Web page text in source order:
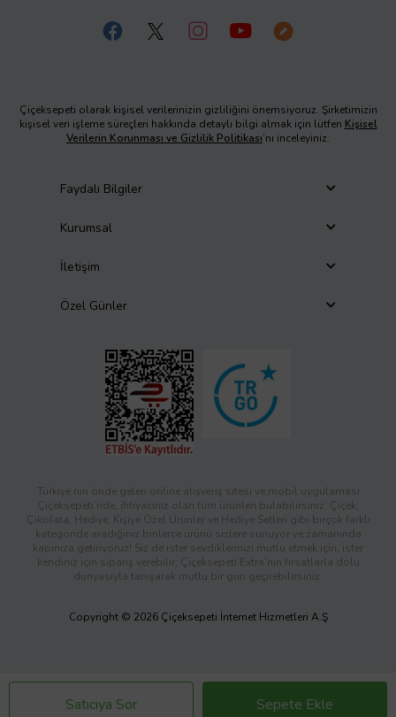
Satıcıya Sor Sepete Ekle
Çiçeksepeti olarak kişisel verilerinizin gizliliğini önemsiyoruz. Şirketimizin
kişisel veri işleme süreçleri hakkında detaylı bilgi almak için lütfen Kişisel
Verilerin Korunması ve Gizlilik Politikası’nı inceleyiniz.
Faydalı Bilgiler
Kurumsal
İletişim
Özel Günler
Türkiye’nin önde gelen online alışveriş sitesi ve mobil uygulaması
Çiçeksepeti’nde, ihtiyacınız olan tüm ürünleri bulabilirsiniz. Çiçek,
Çikolata, Hediye, Kişiye Özel Ürünler ve Hediye Setleri gibi birçok farklı
kategoride aradığınız binlerce ürünü sizlere sunuyor ve zamanında
kapınıza getiriyoruz! Siz de ister sevdiklerinizi mutlu etmek için, ister
kendiniz için sipariş verebilir; Çiçeksepeti Extra’nın fırsatlarla dolu
dünyasıyla tanışarak mutlu bir gün geçirebilirsiniz.
Copyright © 2026 Çiçeksepeti İnternet Hizmetleri A.Ş